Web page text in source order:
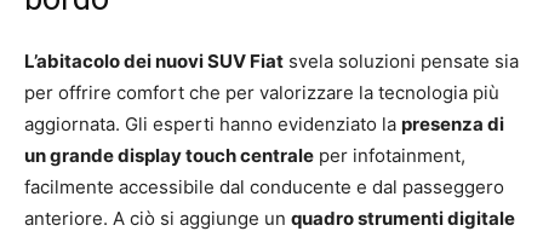
L’abitacolo dei nuovi SUV Fiat svela soluzioni pensate sia
per offrire comfort che per valorizzare la tecnologia più
aggiornata. Gli esperti hanno evidenziato la presenza di
un grande display touch centrale per infotainment,
facilmente accessibile dal conducente e dal passeggero
anteriore. A ciò si aggiunge un quadro strumenti digitale